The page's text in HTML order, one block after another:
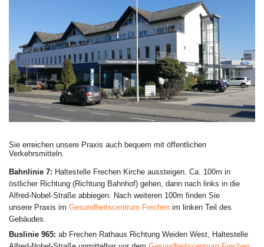
Sie erreichen unsere Praxis auch bequem mit öffentlichen
Verkehrsmitteln.
Bahnlinie 7: Haltestelle Frechen Kirche aussteigen. Ca. 100m in
östlicher Richtung (Richtung Bahnhof) gehen, dann nach links in die
Alfred-Nobel-Straße abbiegen. Nach weiteren 100m finden Sie
unsere Praxis im Gesundheitscentrum Frechen im linken Teil des
Gebäudes.
Buslinie 965: ab Frechen Rathaus Richtung Weiden West, Haltestelle